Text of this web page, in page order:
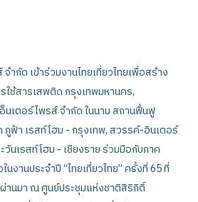
ำกัด เข้าร่วมงานไทยเที่ยวไทยเพื่อสร้าง
ใช้สารเสพติด กรุงเทพมหานคร,
นเตอร์ไพรส์ จำกัด ในนาม สถานฟื้นฟู
ฟ้า เรสท์โฮม - กรุงเทพ, สวรรค์-อินเตอร์
วันเรสท์โฮม - เชียงราย ร่วมมือกับภาค
งานประจำปี “ไทยเที่ยวไทย” ครั้งที่ 65 ที่
านมา ณ ศูนย์ประชุมแห่งชาติสิริกิติ์